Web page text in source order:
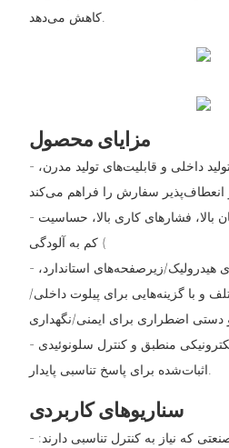
کاهش می‌دهد.
مزایای محصول
- قیمت‌های رقابتی به لطف تولید داخلی و قابلیت‌های تولید مدرن،
- عملکرد قوی: ظرفیت جریان بالا، فشارهای کاری بالا، حساسیت
کم به آلودگی (
- ادغام آسان در منیفولدهای هیدرولیک/زیرصفحه‌های استاندارد،
و با گزینه‌هایی برای پیلوت داخلی/
- مجهز به تقویت‌کننده‌های الکترونیکی منطبق و کنترل سلونوئیدی
سناریوهای کاربردی
- سیستم‌های هیدرولیک صنعتی که نیاز به کنترل تناسبی دارند: